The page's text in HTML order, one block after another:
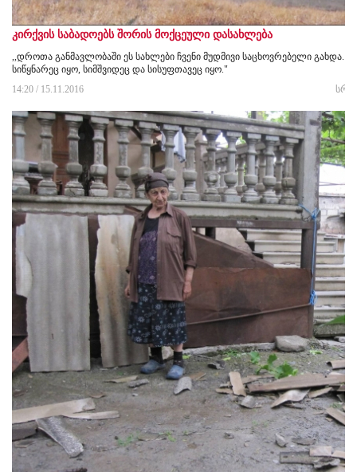
კირქვის საბადოებს შორის მოქცეული დასახლება
,,დროთა განმავლობაში ეს სახლები ჩვენი მუდმივი საცხოვრებელი გახდა.
სიწყნარეც იყო, სიმშვიდეც და სისუფთავეც იყო."
14:20 / 15.11.2016